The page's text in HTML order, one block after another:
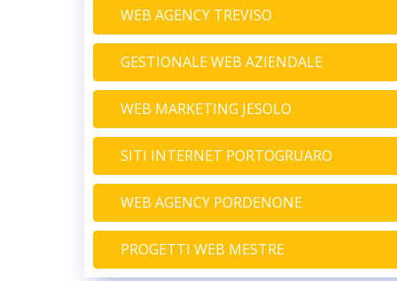
WEB AGENCY TREVISO
GESTIONALE WEB AZIENDALE
WEB MARKETING JESOLO
SITI INTERNET PORTOGRUARO
WEB AGENCY PORDENONE
PROGETTI WEB MESTRE